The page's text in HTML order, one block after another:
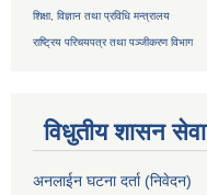
शिक्षा, विज्ञान तथा प्रविधि मन्त्रालय
राष्ट्रिय परिचयपत्र तथापञ्जीकरण विभाग
विधुतीय शासन सेवा
अनलाईन घटना दर्ता (निवेदन)